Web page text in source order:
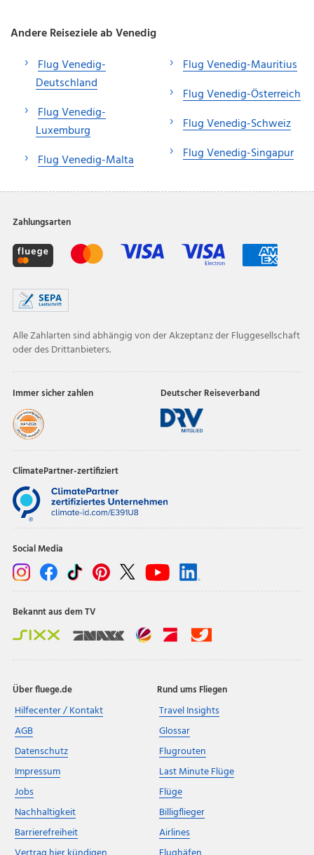
Andere Reiseziele ab Venedig
Flug Venedig-
Deutschland
Flug Venedig-
Luxemburg
Flug Venedig-Malta
Flug Venedig-Mauritius
Flug Venedig-Österreich
Flug Venedig-Schweiz
Flug Venedig-Singapur